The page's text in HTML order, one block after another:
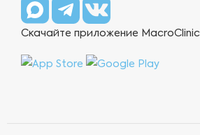
Скачайте приложение MacroClinic